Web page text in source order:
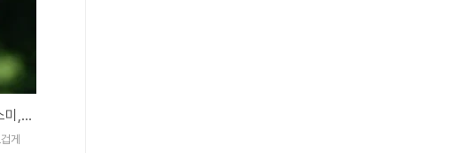
2025 LPGA 뷰익 상하이: 이소미, 시즌 2승 도전! 마지막 날, K-골프의 자존심을 걸다! (중계 시청 완벽 가이드)
게